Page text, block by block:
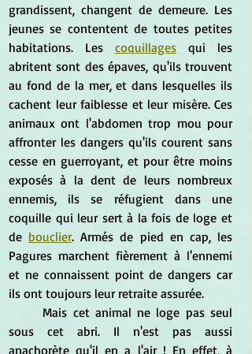
grandissent, changent de demeure. Les
jeunes se contentent de toutes petites
habitations. Les coquillages qui les
abritent sont des épaves, qu'ils trouvent
au fond de la mer, et dans lesquelles ils
cachent leur faiblesse et leur misère. Ces
animaux ont l'abdomen trop mou pour
affronter les dangers qu'ils courent sans
cesse en guerroyant, et pour être moins
exposés à la dent de leurs nombreux
ennemis, ils se réfugient dans une
coquille qui leur sert à la fois de loge et
de bouclier. Armés de pied en cap, les
Pagures marchent fièrement à l'ennemi
et ne connaissent point de dangers car
ils ont toujours leur retraite assurée.
sous cet abri. Il n'est pas aussi
anachorète qu'il en a l'air ! En effet, à